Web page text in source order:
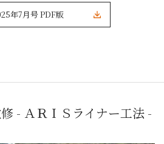
年7月号 PDF版
- ＡＲＩＳライナー工法 -